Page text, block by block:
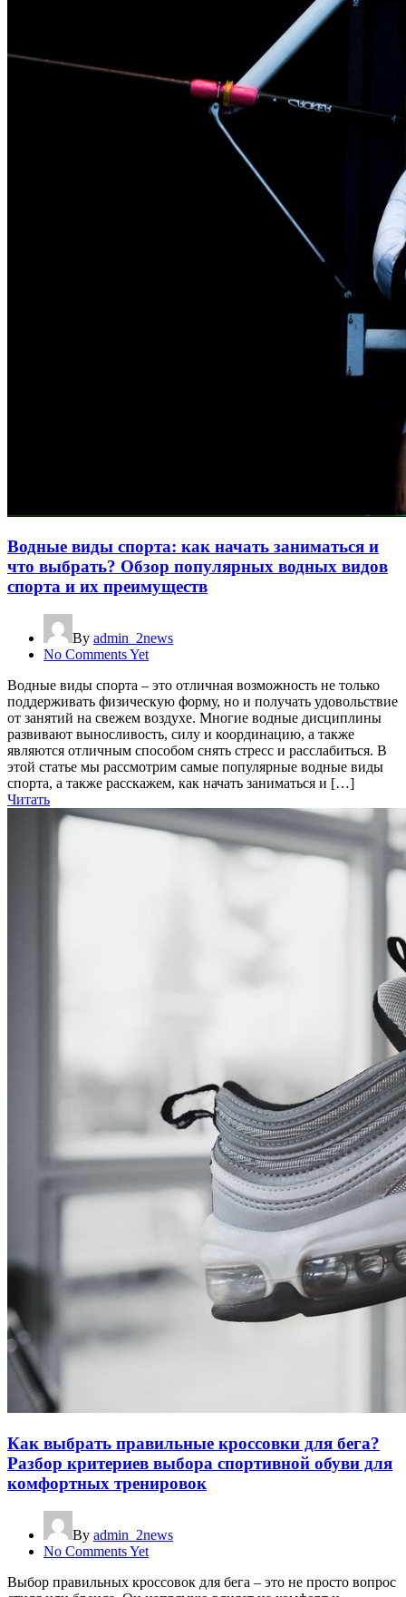
Водные виды спорта: как начать заниматься и
что выбрать? Обзор популярных водных видов
спорта и их преимуществ
By admin_2news
No Comments Yet
Водные виды спорта – это отличная возможность не только
поддерживать физическую форму, но и получать удовольствие
от занятий на свежем воздухе. Многие водные дисциплины
развивают выносливость, силу и координацию, а также
являются отличным способом снять стресс и расслабиться. В
этой статье мы рассмотрим самые популярные водные виды
спорта, а также расскажем, как начать заниматься и […]
Читать
Как выбрать правильные кроссовки для бега?
Разбор критериев выбора спортивной обуви для
комфортных тренировок
By admin_2news
No Comments Yet
Выбор правильных кроссовок для бега – это не просто вопрос